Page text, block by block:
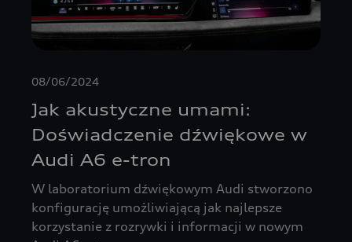
08/06/2024
Jak akustyczne umami:
Doświadczenie dźwiękowe w
Audi A6 e-tron
W laboratorium dźwiękowym Audi stworzono
konfigurację umożliwiającą jak najlepsze
korzystanie z rozrywki i informacji w nowym